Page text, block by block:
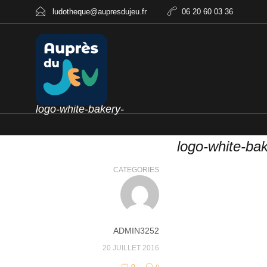
ludotheque@aupresdujeu.fr 06 20 60 03 36
logo-white-bakery-
logo-white-
CATEGORIES
ADMIN3252
20 JUILLET 2016